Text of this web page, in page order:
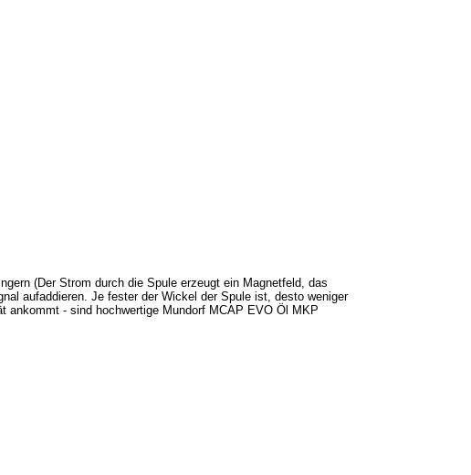
(Der Strom durch die Spule erzeugt ein Magnetfeld, das
aufaddieren. Je fester der Wickel der Spule ist, desto weniger
ankommt - sind hochwertige Mundorf MCAP EVO Öl MKP